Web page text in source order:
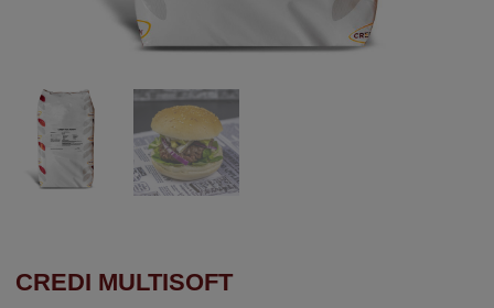
CREDI MULTISOFT